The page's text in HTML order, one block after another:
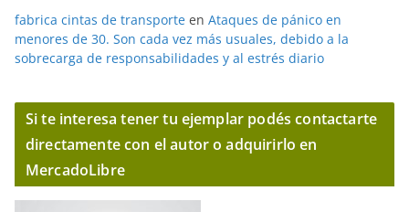
fabrica cintas de transporte en Ataques de pánico en
menores de 30. Son cada vez más usuales, debido a la
sobrecarga de responsabilidades y al estrés diario
Si te interesa tener tu ejemplar podés contactarte
directamente con el autor o adquirirlo en
MercadoLibre